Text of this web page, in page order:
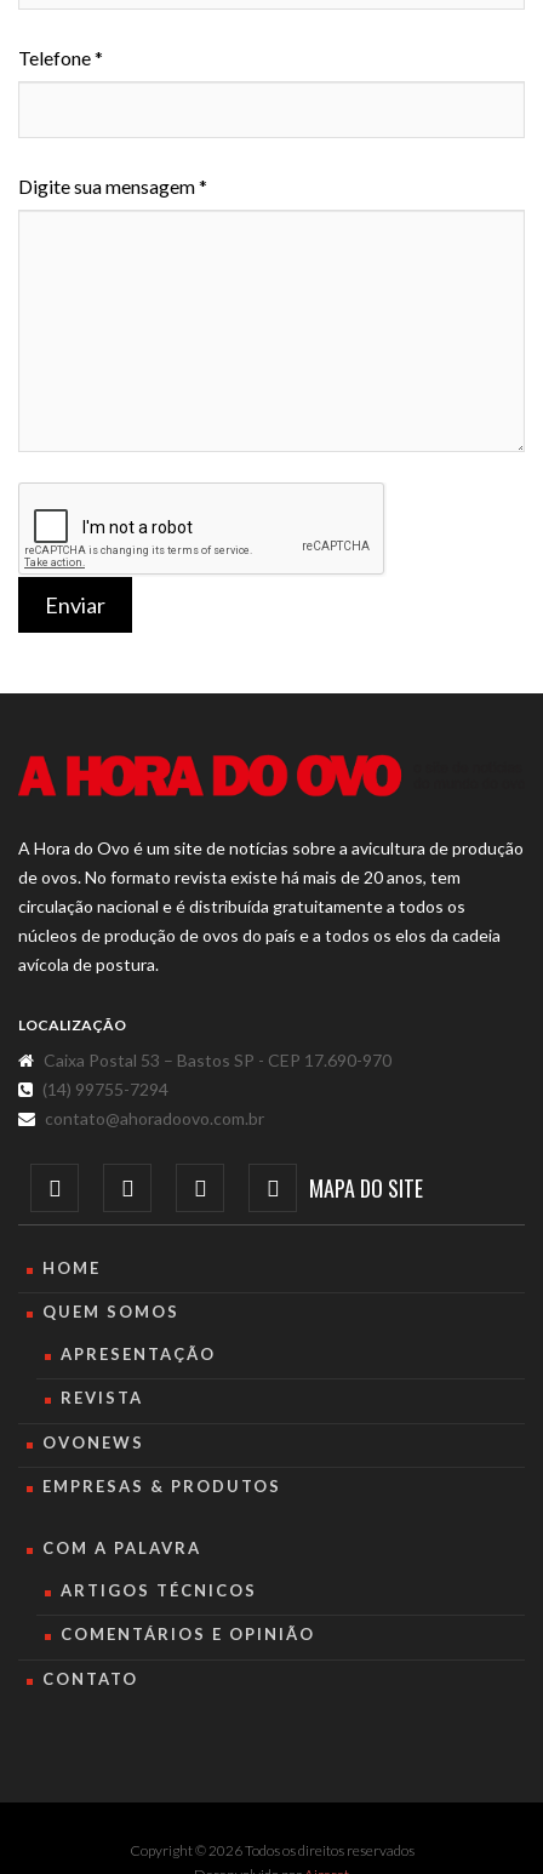
Telefone *
Digite sua mensagem *
Enviar
A Hora do Ovo é um site de notícias sobre a avicultura de produção
de ovos. No formato revista existe há mais de 20 anos, tem
circulação nacional e é distribuída gratuitamente a todos os
núcleos de produção de ovos do país e a todos os elos da cadeia
avícola de postura.
LOCALIZAÇÃO
Caixa Postal 53 – Bastos SP - CEP 17.690-970
(14) 99755-7294
contato@ahoradoovo.com.br
MAPA DO SITE
HOME
QUEM SOMOS
APRESENTAÇÃO
REVISTA
OVONEWS
EMPRESAS & PRODUTOS
COM A PALAVRA
ARTIGOS TÉCNICOS
COMENTÁRIOS E OPINIÃO
CONTATO
Copyright © 2026 Todos os direitos reservados